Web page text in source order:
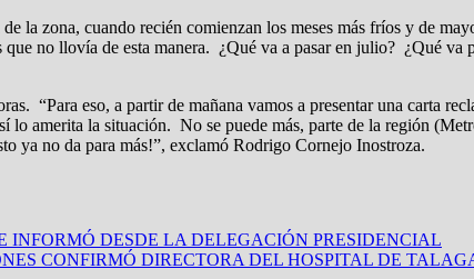
la zona, cuando recién comienzan los meses más fríos y de
no llovía de esta manera. ¿Qué va a pasar en julio? ¿Qué va
“Para eso, a partir de mañana vamos a presentar una carta
lo amerita la situación. No se puede más, parte de la región
ya no da para más!”, exclamó Rodrigo Cornejo Inostroza.
INFORMÓ DESDE LA DELEGACIÓN PRESIDENCIAL
CONFIRMÓ DIRECTORA DEL HOSPITAL DE